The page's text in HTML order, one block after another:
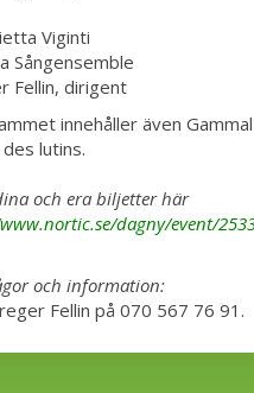
Viginti
Sångensemble
Fellin, dirigent
innehåller även
lutins.
och era biljetter här
dagny/event/
och information:
Fellin på 070 567 76 91.